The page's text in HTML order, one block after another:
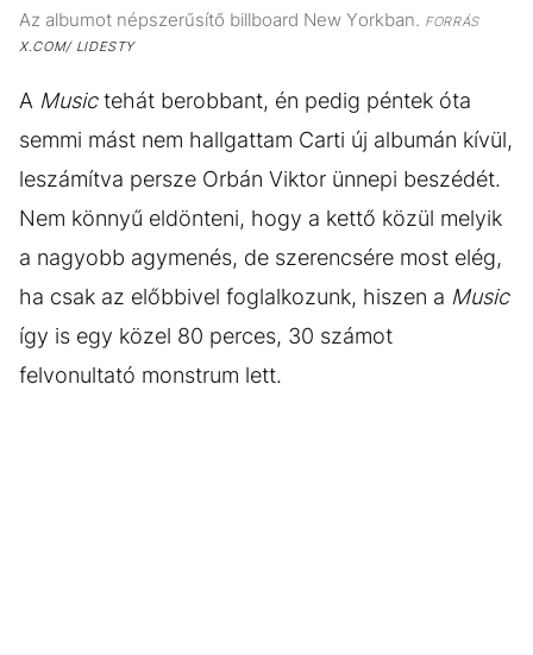
Az albumot népszerűsítő billboard New Yorkban. FORRÁS
X.COM/ LIDESTY
A Musictehát berobbant, én pedig péntek óta
semmi mást nem hallgattam Carti új albumán kívül,
leszámítva persze Orbán Viktor ünnepi beszédét.
Nem könnyű eldönteni, hogy a kettő közül melyik
a nagyobb agymenés, de szerencsére most elég,
ha csak az előbbivel foglalkozunk, hiszen a Music
így is egy közel 80 perces, 30 számot
felvonultató monstrum lett.